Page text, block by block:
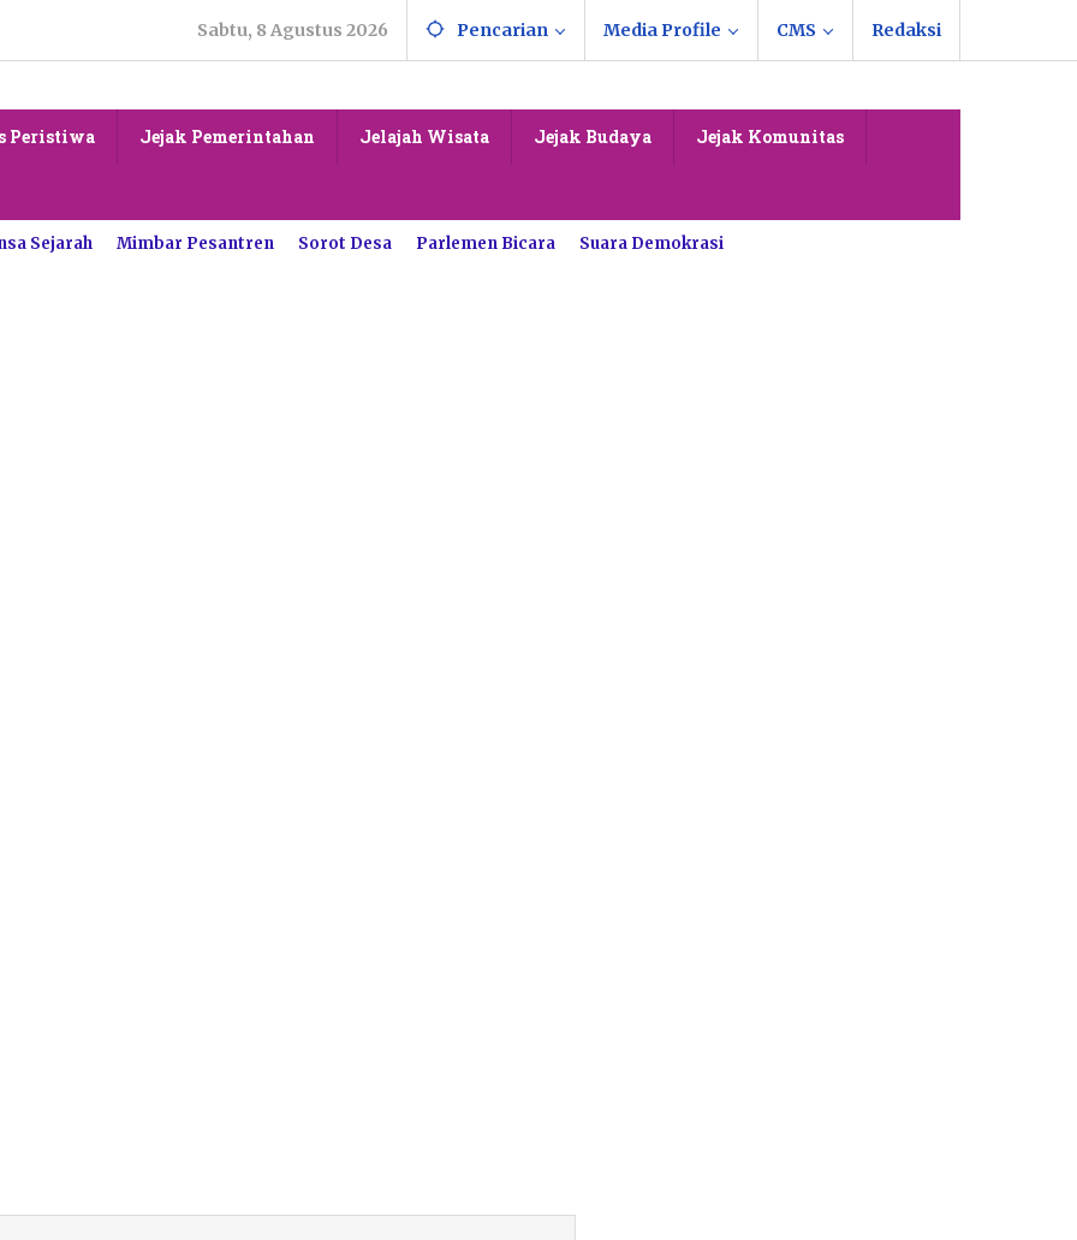
Sabtu, 8 Agustus 2026 Pencarian Media Profile CMS Redaksi
Peristiwa Jejak Pemerintahan Jelajah Wisata Jejak Budaya Jejak Komunitas
Sejarah Mimbar Pesantren Sorot Desa Parlemen Bicara Suara Demokrasi